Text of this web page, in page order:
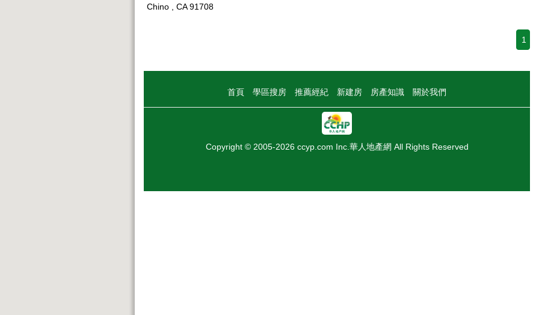
Chino , CA 91708
1
首頁 學區搜房 推薦經紀 新建房 房產知識 關於我們
Copyright © 2005-2026 ccyp.com Inc.華人地產網 All Rights Reserved